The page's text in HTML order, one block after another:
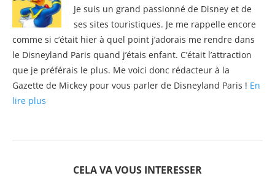
Je suis un grand passionné de Disney et de
ses sites touristiques. Je me rappelle encore
comme si c’était hier à quel point j’adorais me rendre dans
le Disneyland Paris quand j’étais enfant. C’était l’attraction
que je préférais le plus. Me voici donc rédacteur à la
Gazette de Mickey pour vous parler de Disneyland Paris ! En
lire plus
CELA VA VOUS INTERESSER